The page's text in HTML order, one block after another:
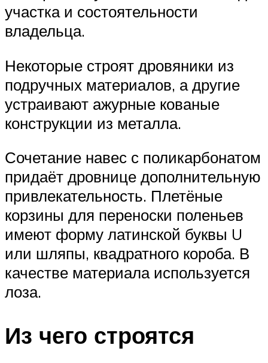
участка и состоятельности
владельца.
Некоторые строят дровяники из
подручных материалов, а другие
устраивают ажурные кованые
конструкции из металла.
Сочетание навес с поликарбонатом
придаёт дровнице дополнительную
привлекательность. Плетёные
корзины для переноски поленьев
имеют форму латинской буквы U
или шляпы, квадратного короба. В
качестве материала используется
лоза.
Из чего строятся